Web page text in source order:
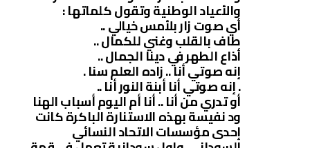
والأعياد الوطنية وتقول كلماتها :
أي صوت زار بلأمس خيالي ..
طاف بالقلب وغني للكمال ..
أذاع الطهر في دينا الجمال ..
إنه صوتي أنا .. زاده العلم سنا .
. إنه صوتي أنا أبنة النور أنا ..
أو تدري من أنا .. أنا أم اليوم أسباب الهنا
ود نفيسة بهذه الاستنارة الباكرة كانت
إحدى مؤسسات الاتحاد النسائي